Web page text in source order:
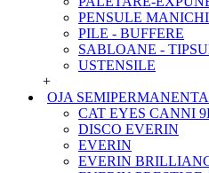
PENSULE
PILE - BUFFERE
SABLOANE -
USTENSILE
+
OJA SEMIPERMANENTA
CAT EYES CANNI
DISCO EVERIN
EVERIN
EVERIN